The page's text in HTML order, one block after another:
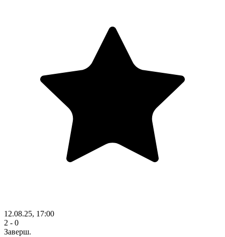
12.08.25, 17:00
2 - 0
Заверш.